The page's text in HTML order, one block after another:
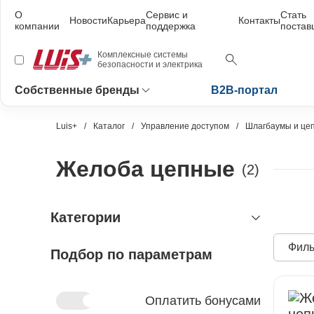
О
компании
НовостиКарьераСервис и
поддержка
КонтактыСтать
Комплексные системы
безопасности и электрика
Собственные бренды B2B-портал
Luis+ Каталог Управление доступом Шлагбаумы и
Желоба цепные (2)
Категории
видеонаблюдение
устройства видеозахвата
устройства приёмно-контрольные
Подбор по параметрам
Оплатить бонусами